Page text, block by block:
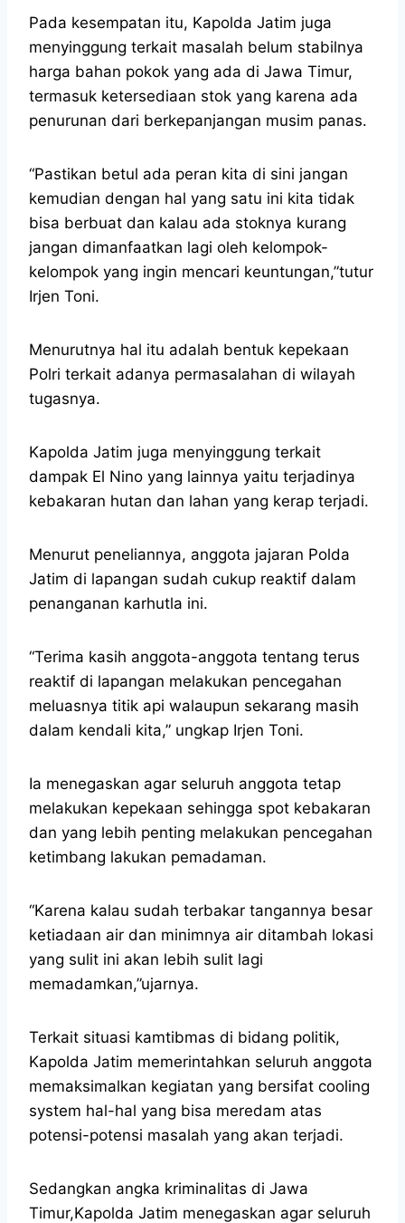
Pada kesempatan itu, Kapolda Jatim juga
menyinggung terkait masalah belum stabilnya
harga bahan pokok yang ada di Jawa Timur,
termasuk ketersediaan stok yang karena ada
penurunan dari berkepanjangan musim panas.
“Pastikan betul ada peran kita di sini jangan
kemudian dengan hal yang satu ini kita tidak
bisa berbuat dan kalau ada stoknya kurang
jangan dimanfaatkan lagi oleh kelompok-
kelompok yang ingin mencari keuntungan,”tutur
Irjen Toni.
Menurutnya hal itu adalah bentuk kepekaan
Polri terkait adanya permasalahan di wilayah
tugasnya.
Kapolda Jatim juga menyinggung terkait
dampak El Nino yang lainnya yaitu terjadinya
kebakaran hutan dan lahan yang kerap terjadi.
Menurut peneliannya, anggota jajaran Polda
Jatim di lapangan sudah cukup reaktif dalam
penanganan karhutla ini.
“Terima kasih anggota-anggota tentang terus
reaktif di lapangan melakukan pencegahan
meluasnya titik api walaupun sekarang masih
dalam kendali kita,” ungkap Irjen Toni.
Ia menegaskan agar seluruh anggota tetap
melakukan kepekaan sehingga spot kebakaran
dan yang lebih penting melakukan pencegahan
ketimbang lakukan pemadaman.
“Karena kalau sudah terbakar tangannya besar
ketiadaan air dan minimnya air ditambah lokasi
yang sulit ini akan lebih sulit lagi
memadamkan,”ujarnya.
Terkait situasi kamtibmas di bidang politik,
Kapolda Jatim memerintahkan seluruh anggota
memaksimalkan kegiatan yang bersifat cooling
system hal-hal yang bisa meredam atas
potensi-potensi masalah yang akan terjadi.
Sedangkan angka kriminalitas di Jawa
Timur,Kapolda Jatim menegaskan agar seluruh